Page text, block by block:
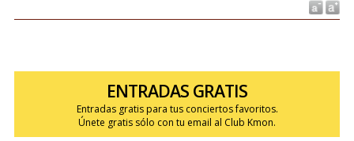
ENTRADAS GRATIS
Entradas gratis para tus conciertos favoritos.
Únete gratis sólo con tu email al Club Kmon.